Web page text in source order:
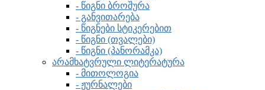
- წიგნი ბროშურა
- განვითარება
- წიგნები სტიკერებით
- წიგნი (თვალები)
- წიგნი (პანორამკა)
არამხატვრული ლიტერატურა
- მითოლოგია
- ჟურნალები